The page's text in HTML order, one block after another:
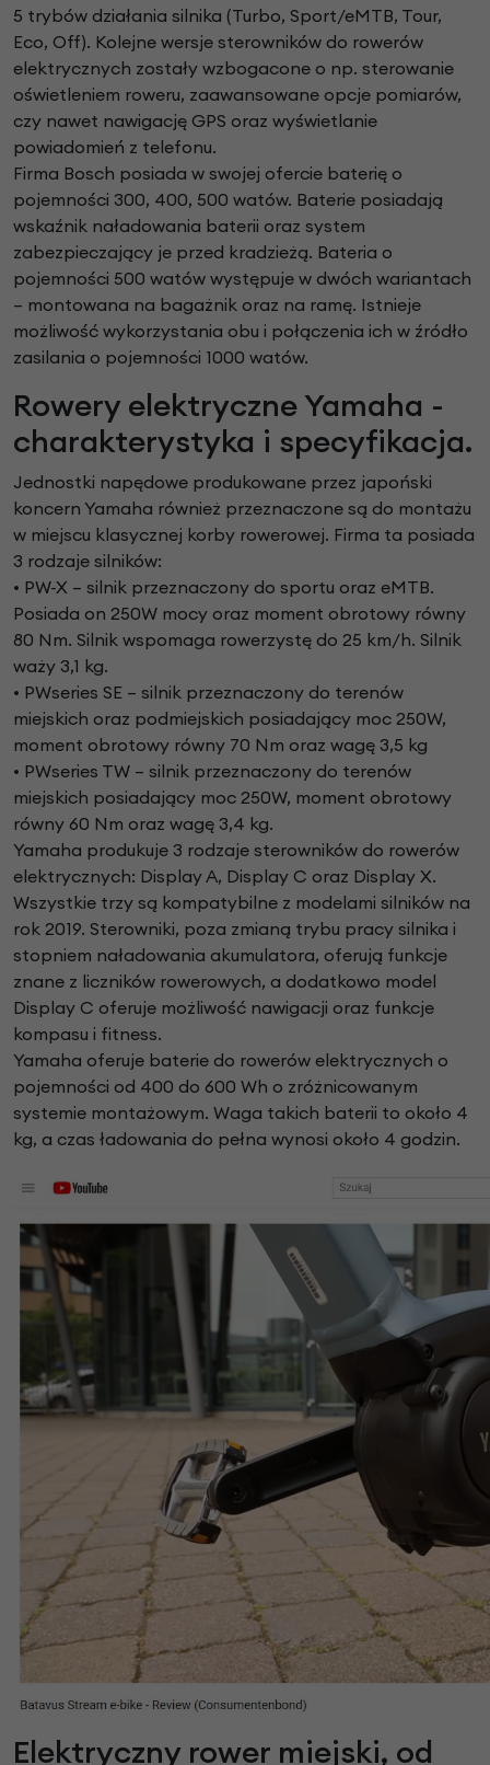
5 trybów działania silnika (Turbo, Sport/eMTB, Tour,
Eco, Off). Kolejne wersje sterowników do rowerów
elektrycznych zostały wzbogacone o np. sterowanie
oświetleniem roweru, zaawansowane opcje pomiarów,
czy nawet nawigację GPS oraz wyświetlanie
powiadomień z telefonu.
Firma Bosch posiada w swojej ofercie baterię o
pojemności 300, 400, 500 watów. Baterie posiadają
wskaźnik naładowania baterii oraz system
zabezpieczający je przed kradzieżą. Bateria o
pojemności 500 watów występuje w dwóch wariantach
– montowana na bagażnik oraz na ramę. Istnieje
możliwość wykorzystania obu i połączenia ich w źródło
zasilania o pojemności 1000 watów.
Rowery elektryczne Yamaha -
charakterystyka i specyfikacja.
Jednostki napędowe produkowane przez japoński
koncern Yamaha również przeznaczone są do montażu
w miejscu klasycznej korby rowerowej. Firma ta posiada
3 rodzaje silników:
• PW-X – silnik przeznaczony do sportu oraz eMTB.
Posiada on 250W mocy oraz moment obrotowy równy
80 Nm. Silnik wspomaga rowerzystę do 25 km/h. Silnik
waży 3,1 kg.
• PWseries SE – silnik przeznaczony do terenów
miejskich oraz podmiejskich posiadający moc 250W,
moment obrotowy równy 70 Nm oraz wagę 3,5 kg
• PWseries TW – silnik przeznaczony do terenów
miejskich posiadający moc 250W, moment obrotowy
równy 60 Nm oraz wagę 3,4 kg.
Yamaha produkuje 3 rodzaje sterowników do rowerów
elektrycznych: Display A, Display C oraz Display X.
Wszystkie trzy są kompatybilne z modelami silników na
rok 2019. Sterowniki, poza zmianą trybu pracy silnika i
stopniem naładowania akumulatora, oferują funkcje
znane z liczników rowerowych, a dodatkowo model
Display C oferuje możliwość nawigacji oraz funkcje
kompasu i fitness.
Yamaha oferuje baterie do rowerów elektrycznych o
pojemności od 400 do 600 Wh o zróżnicowanym
systemie montażowym. Waga takich baterii to około 4
kg, a czas ładowania do pełna wynosi około 4 godzin.
Elektryczny rower miejski, od